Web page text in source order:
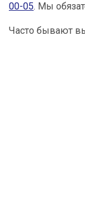
00-05. Мы
Часто бывают